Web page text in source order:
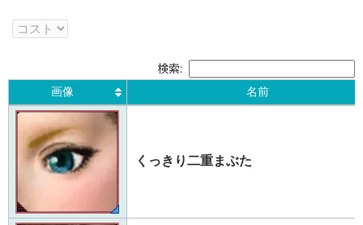
検索:
画像 名前
画像
くっきり二重まぶた